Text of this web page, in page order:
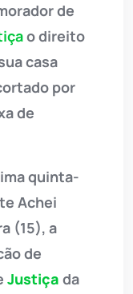
de
o direito
casa
por
de
quinta-
Achei
(15), a
de
Justiça da